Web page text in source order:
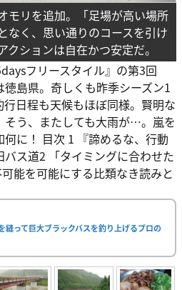
モリを追加。「足場が高い場所
なく、思い通りのコースを引け
ションは自在かつ安定だ。
フリースタイル』の第3回
島県。奇しくも昨季シーズン1
日程も天候もほぼ同様。賢明な
そう、またしても大雨が…。嵐を
に！ 目次 1 『諦めるな、行動
ス道2 「タイミングに合わせた
能を可能にする比類なき読みと
縫って巨大ブラックバスを釣り上げるプロの